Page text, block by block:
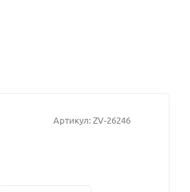
Артикул:ZV-26246